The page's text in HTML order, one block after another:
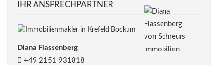
IHR ANSPRECHPARTNER
Diana Flassenberg
+49 2151 931818